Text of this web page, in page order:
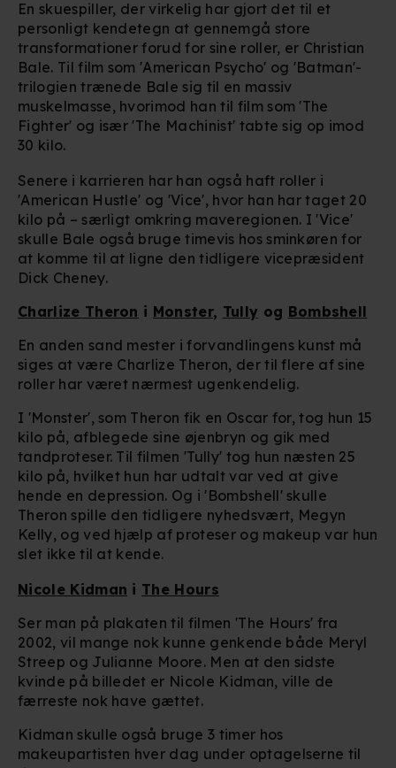
En skuespiller, der virkelig har gjort det til et
personligt kendetegn at gennemgå store
transformationer forud for sine roller, er Christian
Bale. Til film som 'American Psycho' og 'Batman'-
trilogien trænede Bale sig til en massiv
muskelmasse, hvorimod han til film som 'The
Fighter' og især 'The Machinist' tabte sig op imod
30 kilo.
Senere i karrieren har han også haft roller i
'American Hustle' og 'Vice', hvor han har taget 20
kilo på – særligt omkring maveregionen. I 'Vice'
skulle Bale også bruge timevis hos sminkøren for
at komme til at ligne den tidligere vicepræsident
Dick Cheney.
Charlize Theron i Monster, Tully og Bombshell
En anden sand mester i forvandlingens kunst må
siges at være Charlize Theron, der til flere af sine
roller har været nærmest ugenkendelig.
I 'Monster', som Theron fik en Oscar for, tog hun 15
kilo på, afblegede sine øjenbryn og gik med
tandproteser. Til filmen 'Tully' tog hun næsten 25
kilo på, hvilket hun har udtalt var ved at give
hende en depression. Og i 'Bombshell' skulle
Theron spille den tidligere nyhedsvært, Megyn
Kelly, og ved hjælp af proteser og makeup var hun
slet ikke til at kende.
Nicole Kidman i The Hours
Ser man på plakaten til filmen 'The Hours' fra
2002, vil mange nok kunne genkende både Meryl
Streep og Julianne Moore. Men at den sidste
kvinde på billedet er Nicole Kidman, ville de
færreste nok have gættet.
Kidman skulle også bruge 3 timer hos
makeupartisten hver dag under optagelserne til